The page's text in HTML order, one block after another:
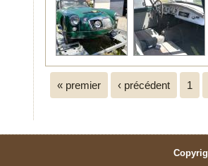
Pages
« premier ‹ précédent 1